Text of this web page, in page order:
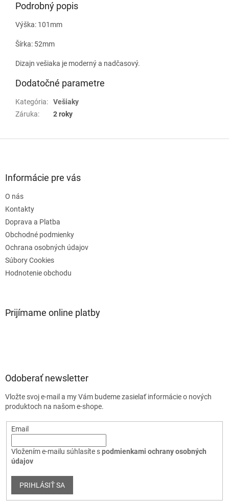
Podrobný popis
Výška: 101mm
Šírka: 52mm
Dizajn vešiaka je moderný a nadčasový.
Dodatočné parametre
Kategória:
Vešiaky
Záruka: 2 roky
Informácie pre vás
O nás
Kontakty
Doprava a Platba
Obchodné podmienky
Ochrana osobných údajov
Súbory Cookies
Hodnotenie obchodu
Prijímame online platby
Odoberať newsletter
Vložte svoj e-mail a my Vám budeme zasielať informácie o nových
produktoch na našom e-shope.
Email
Vložením e-mailu súhlasíte spodmienkami ochrany osobných
údajov
PRIHLÁSIŤ SA